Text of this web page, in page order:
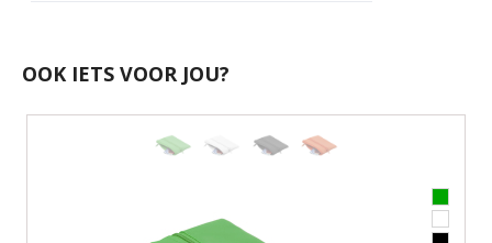
OOK IETS VOOR JOU?